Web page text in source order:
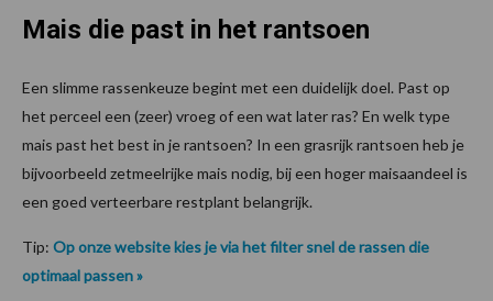
Mais die past in het rantsoen
Een slimme rassenkeuze begint met een duidelijk doel. Past op
het perceel een (zeer) vroeg of een wat later ras? En welk type
mais past het best in je rantsoen? In een grasrijk rantsoen heb je
bijvoorbeeld zetmeelrijke mais nodig, bij een hoger maisaandeel is
een goed verteerbare restplant belangrijk.
Tip: Op onze website kies je via het filter snel de rassen die
optimaal passen »